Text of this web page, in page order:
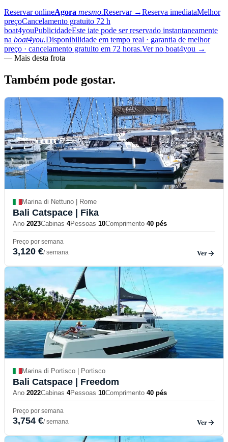
Reservar onlineAgora mesmo.Reservar →Reserva imediataMelhor
preçoCancelamento gratuito 72 h
boat4youPublicidadeEste iate pode ser reservado instantaneamente
na boat4you.Disponibilidade em tempo real · garantia de melhor
preço · cancelamento gratuito em 72 horas.Ver no boat4you →
— Mais desta frota
Também pode gostar.
Marina di Nettuno | Rome
Bali Catspace | Fika
Ano 2023Cabinas 4Pessoas 10Comprimento 40 pés
Preço por semana
3,120 €/ semana Ver
Marina di Portisco | Portisco
Bali Catspace | Freedom
Ano 2022Cabinas 4Pessoas 10Comprimento 40 pés
Preço por semana
3,754 €/ semana Ver